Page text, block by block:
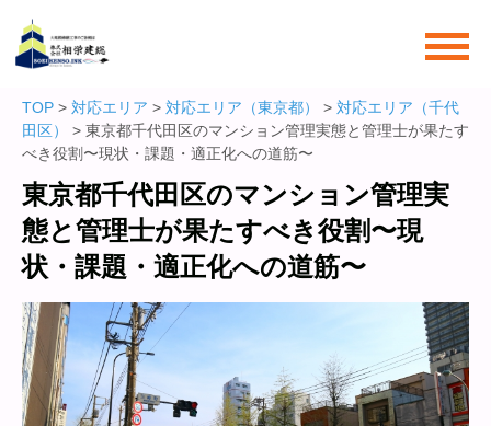
TOP > 対応エリア > 対応エリア（東京都） > 対応エリア（千代
田区）
> 東京都千代田区のマンション管理実態と管理士が果たす
べき役割〜現状・課題・適正化への道筋〜
東京都千代田区のマンション管理実
態と管理士が果たすべき役割〜現
状・課題・適正化への道筋〜